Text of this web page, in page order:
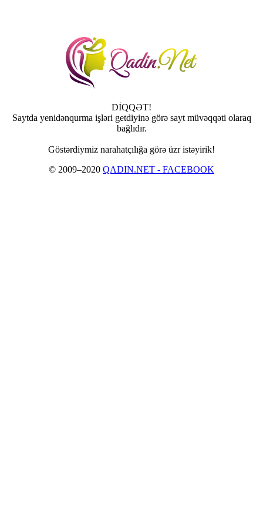
DİQQƏT!
Saytda yenidənqurma işləri getdiyinə görə sayt müvəqqəti olaraq
bağlıdır.
Göstərdiymiz narahatçılığa görə üzr istəyirik!
© 2009–2020 QADIN.NET - FACEBOOK